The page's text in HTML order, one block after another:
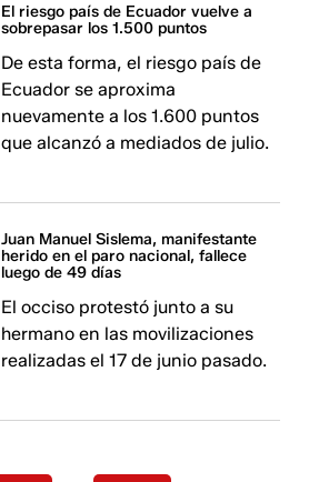
El riesgo país de Ecuador vuelve a
sobrepasar los 1.500 puntos
De esta forma, el riesgo país de
Ecuador se aproxima
nuevamente a los 1.600 puntos
que alcanzó a mediados de julio.
Juan Manuel Sislema, manifestante
herido en el paro nacional, fallece
luego de 49 días
El occiso protestó junto a su
hermano en las movilizaciones
realizadas el 17 de junio pasado.